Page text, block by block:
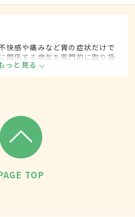
快感や痛みなど胃の症状だけで
関係する病気を専門的に取り扱
成20年4月の制度改正前は、胃
。
っと見る
TOP